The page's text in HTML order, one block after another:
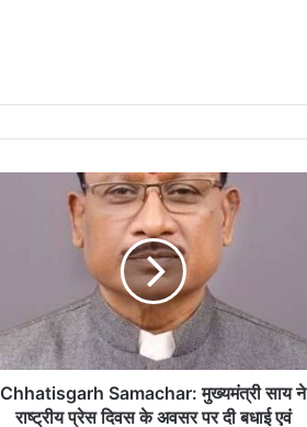
Chhatisgarh Samachar: मुख्यमंत्री साय ने
राष्ट्रीय प्रेस दिवस के अवसर पर दी बधाई एवं